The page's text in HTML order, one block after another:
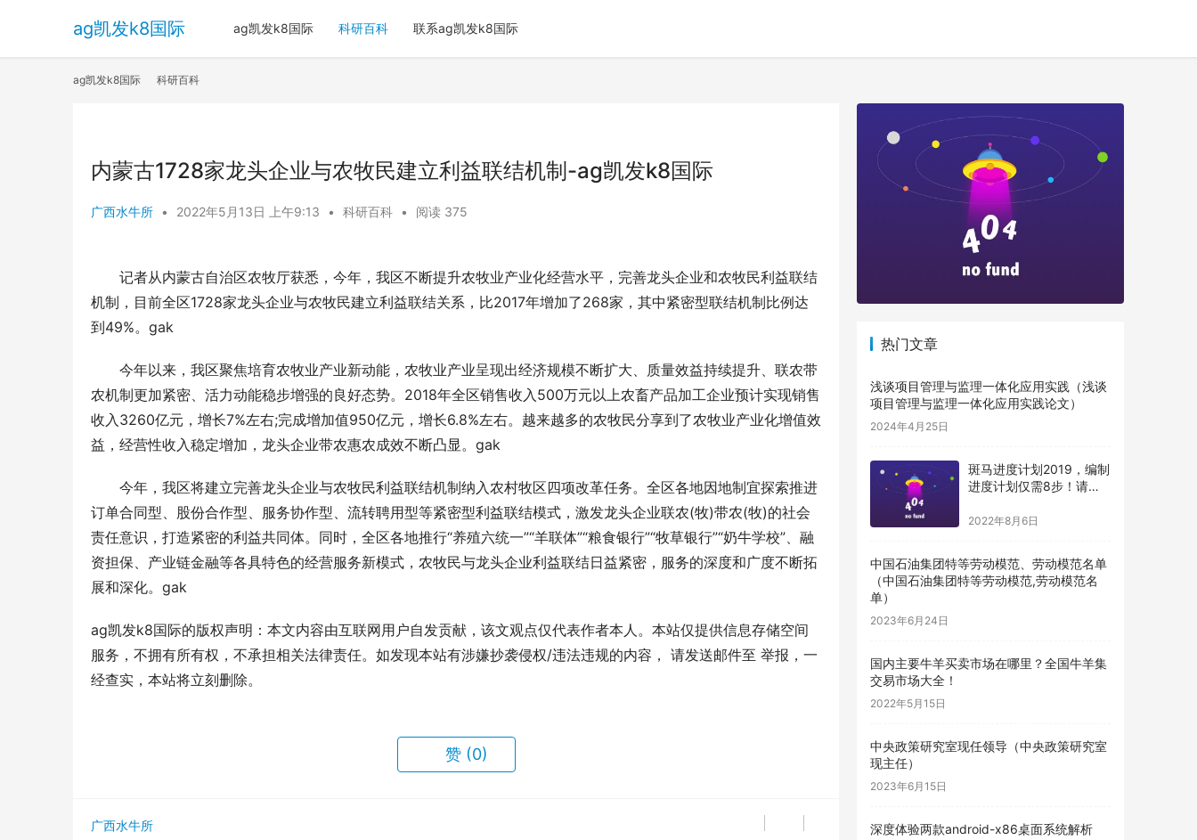
ag凯发k8国际 ag凯发k8国际 科研百科 联系ag凯发k8国际
ag凯发k8国际 科研百科
内蒙古1728家龙头企业与农牧民建立利益联结机制-ag凯发k8国际
广西水牛所 • 2022年5月13日 上午9:13 • 科研百科 • 阅读 375
记者从内蒙古自治区农牧厅获悉，今年，我区不断提升农牧业产业化经营水平，完善龙头企业和农牧民利益联结
机制，目前全区1728家龙头企业与农牧民建立利益联结关系，比2017年增加了268家，其中紧密型联结机制比例达
到49%。gak
今年以来，我区聚焦培育农牧业产业新动能，农牧业产业呈现出经济规模不断扩大、质量效益持续提升、联农带
农机制更加紧密、活力动能稳步增强的良好态势。2018年全区销售收入500万元以上农畜产品加工企业预计实现销售
收入3260亿元，增长7%左右;完成增加值950亿元，增长6.8%左右。越来越多的农牧民分享到了农牧业产业化增值效
益，经营性收入稳定增加，龙头企业带农惠农成效不断凸显。gak
今年，我区将建立完善龙头企业与农牧民利益联结机制纳入农村牧区四项改革任务。全区各地因地制宜探索推进
订单合同型、股份合作型、服务协作型、流转聘用型等紧密型利益联结模式，激发龙头企业联农(牧)带农(牧)的社会
责任意识，打造紧密的利益共同体。同时，全区各地推行“养殖六统一”“羊联体”“粮食银行”“牧草银行”“奶牛学校”、融
资担保、产业链金融等各具特色的经营服务新模式，农牧民与龙头企业利益联结日益紧密，服务的深度和广度不断拓
展和深化。gak
ag凯发k8国际的版权声明：本文内容由互联网用户自发贡献，该文观点仅代表作者本人。本站仅提供信息存储空间
服务，不拥有所有权，不承担相关法律责任。如发现本站有涉嫌抄袭侵权/违法违规的内容， 请发送邮件至 举报，一
经查实，本站将立刻删除。
赞 (0)
广西水牛所
热门文章
浅谈项目管理与监理一体化应用实践（浅谈
项目管理与监理一体化应用实践论文）
2024年4月25日
斑马进度计划2019，编制
进度计划仅需8步！请收
骤）
2022年8月6日
中国石油集团特等劳动模范、劳动模范名单
（中国石油集团特等劳动模范,劳动模范名
单）
2023年6月24日
国内主要牛羊买卖市场在哪里？全国牛羊集
交易市场大全！
2022年5月15日
中央政策研究室现任领导（中央政策研究室
现主任）
2023年6月15日
深度体验两款android-x86桌面系统解析